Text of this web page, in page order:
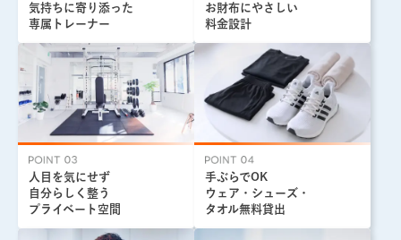
気持ちに寄り添った
専属トレーナー
お財布にやさしい
料金設計
人目を気にせず
自分らしく整う
プライベート空間
手ぶらでOK
ウェア・シューズ・
タオル無料貸出